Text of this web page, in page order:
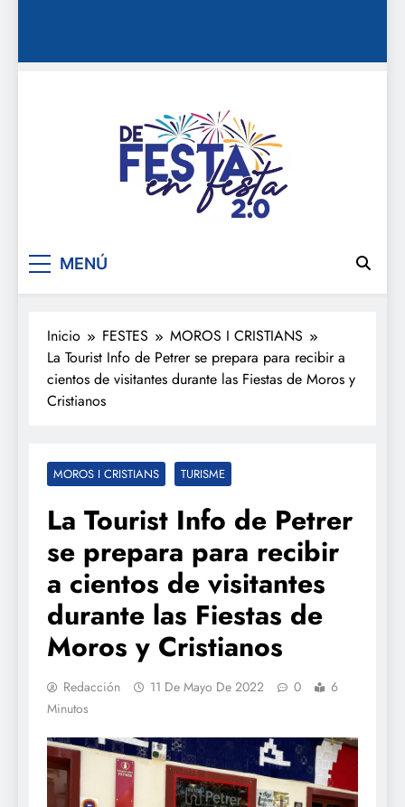
De festa en festa 2.0
MENÚ
Inicio FESTES
MOROS I CRISTIANS
La Tourist Info de Petrer se prepara para recibir a
cientos de visitantes durante las Fiestas de Moros y
Cristianos
MOROS I CRISTIANS TURISME
La Tourist Info de Petrer
se prepara para recibir
a cientos de visitantes
durante las Fiestas de
Moros y Cristianos
Redacción 11 De Mayo De 2022 0
6
Minutos